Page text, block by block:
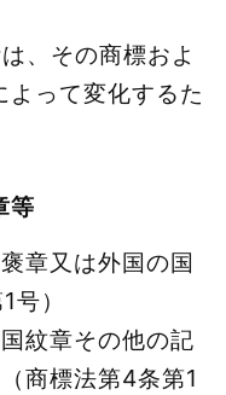
、その商標およ
って変化するた
等
章又は外国の国
）
紋章その他の記
商標法第4条第1